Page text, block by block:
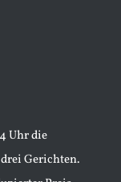
Uhr die
Gerichten.